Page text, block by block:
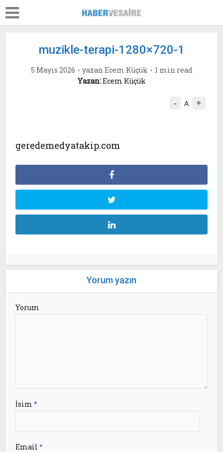
muzikle-terapi-1280×720-1
5 Mayıs 2026 yazan Ecem Küçük
1 min read
Yazan:Ecem Küçük
- A +
geredemedyatakip.com
Yorum yazın
Yorum
İsim*
Email*